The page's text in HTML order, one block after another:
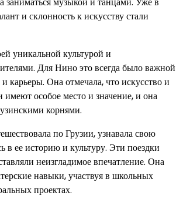
и склонность к искусству стали
уникальной культурой и
Для Нино это всегда было важной
карьеры. Она отмечала, что искусство и
имеют особое место и значение, и она
корнями.
по Грузии, узнавала свою
в ее историю и культуру. Эти поездки
неизгладимое впечатление. Она
навыки, участвуя в школьных
проектах.